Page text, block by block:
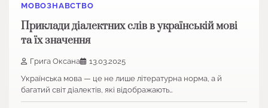
МОВОЗНАВСТВО
Приклади діалектних слів в українській мові
та їх значення
Грига Оксана
13.03.2025
Українська мова — це не лише літературна норма, а й
багатий світ діалектів, які відображають…